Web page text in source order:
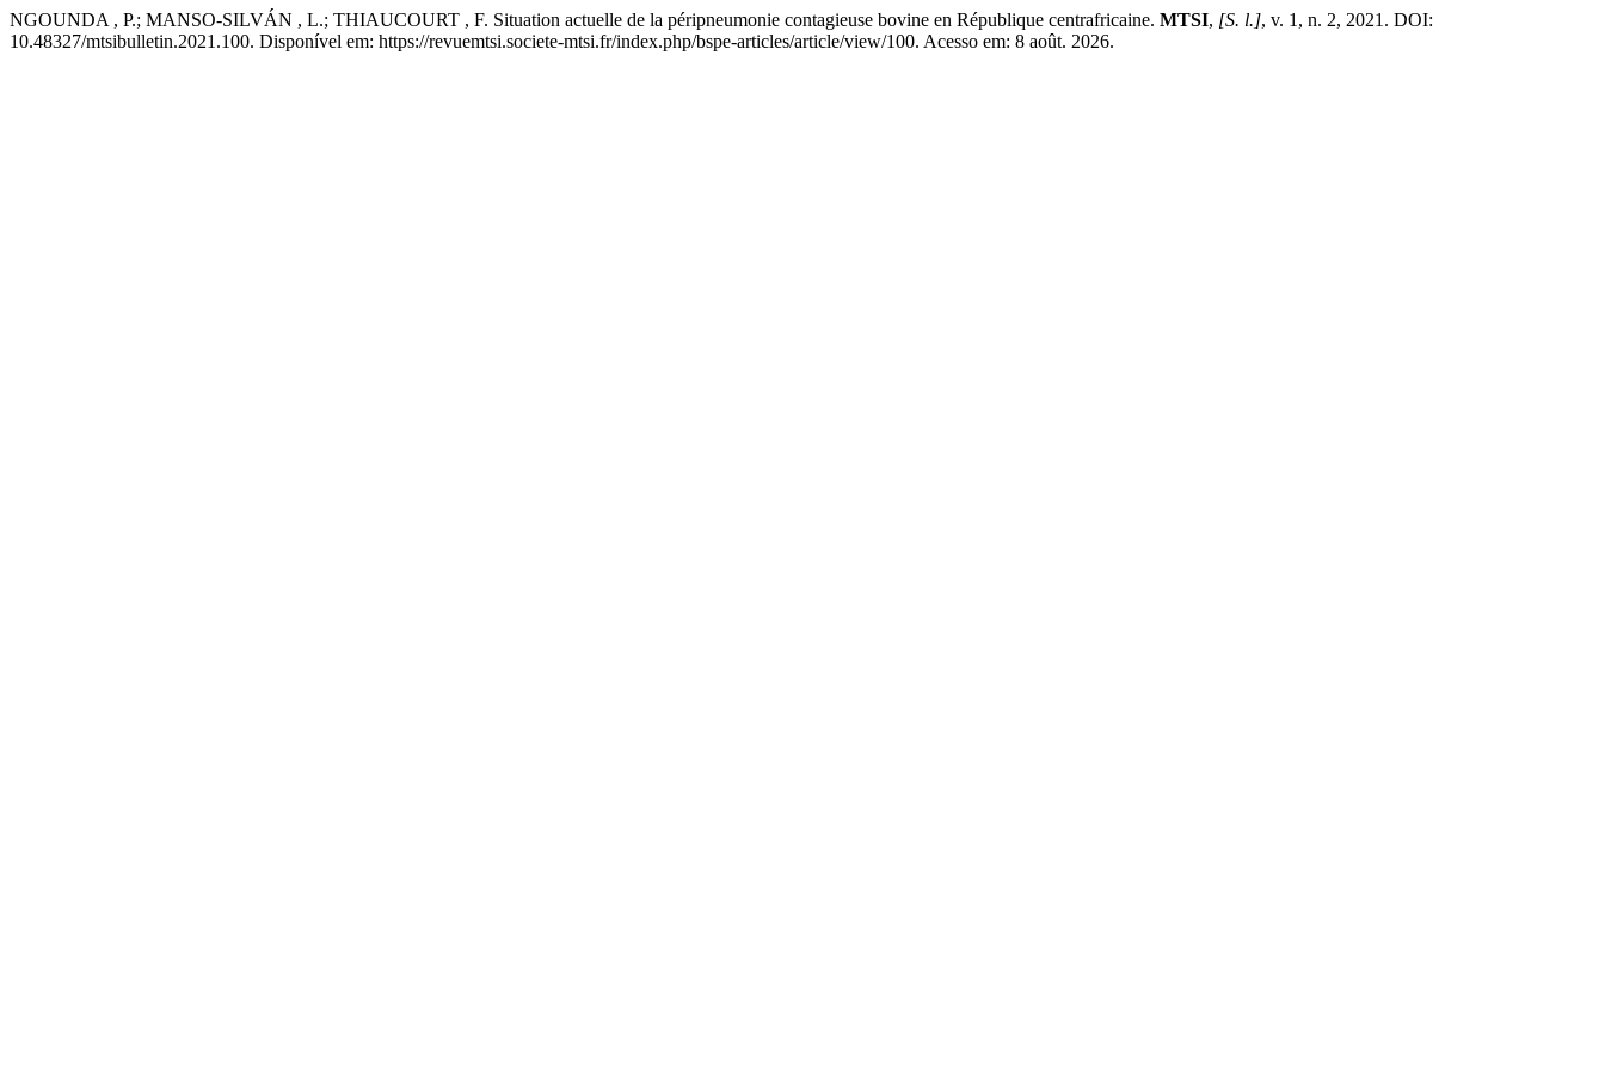
NGOUNDA , P.; MANSO-SILVÁN , L.; THIAUCOURT , F. Situation actuelle de la péripneumonie contagieuse bovine en République centrafricaine. MTSI, [S. l.], v. 1, n. 2, 2021. DOI:
10.48327/mtsibulletin.2021.100. Disponível em: https://revuemtsi.societe-mtsi.fr/index.php/bspe-articles/article/view/100. Acesso em: 8 août. 2026.